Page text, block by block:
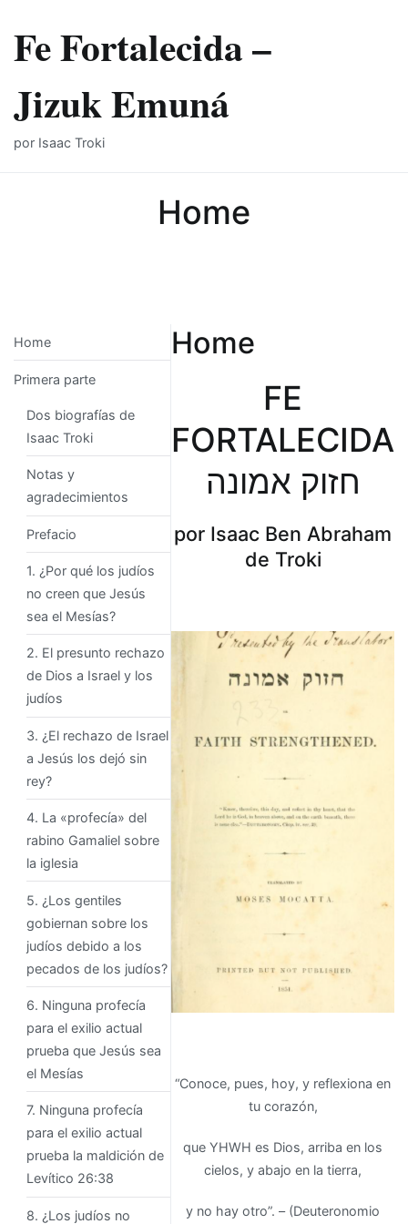
content
Fe Fortalecida –
Jizuk Emuná
por Isaac Troki
Home
Home
FE
FORTALECIDA
חזוק אמונה
por Isaac Ben Abraham
de Troki
“Conoce, pues, hoy, y reflexiona en
tu corazón,
que YHWH es Dios, arriba en los
cielos, y abajo en la tierra,
y no hay otro”. – (Deuteronomio
Home
Primera parte
Dos biografías de
Isaac Troki
Notas y
agradecimientos
Prefacio
1. ¿Por qué los judíos
no creen que Jesús
sea el Mesías?
2. El presunto rechazo
de Dios a Israel y los
judíos
3. ¿El rechazo de Israel
a Jesús los dejó sin
rey?
4. La «profecía» del
rabino Gamaliel sobre
la iglesia
5. ¿Los gentiles
gobiernan sobre los
judíos debido a los
pecados de los judíos?
6. Ninguna profecía
para el exilio actual
prueba que Jesús sea
el Mesías
7. Ninguna profecía
para el exilio actual
prueba la maldición de
Levítico 26:38
8. ¿Los judíos no